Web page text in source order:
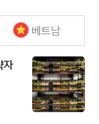
베트남
자